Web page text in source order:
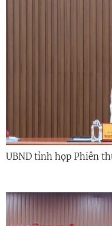
UBND tỉnh họp Phiên